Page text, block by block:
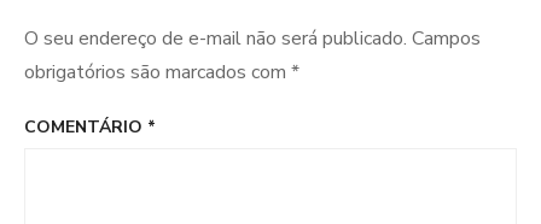
O seu endereço de e-mail não será publicado. Campos
obrigatórios são marcados com *
COMENTÁRIO *